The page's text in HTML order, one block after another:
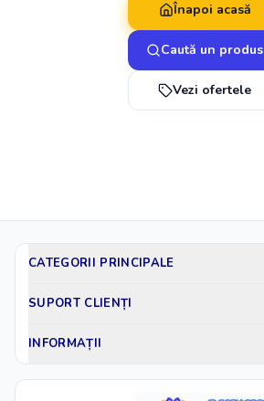
Înapoi acasă
Caută un produs
Vezi ofertele
CATEGORII PRINCIPALE
SUPORT CLIENȚI
INFORMAȚII